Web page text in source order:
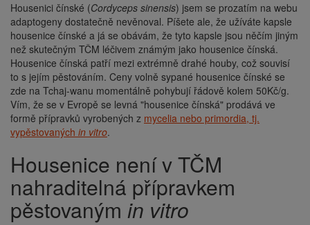
Housenici čínské (Cordyceps sinensis) jsem se prozatím na webu
adaptogeny dostatečně nevěnoval. Píšete ale, že užíváte kapsle
housenice čínské a já se obávám, že tyto kapsle jsou něčím jiným
než skutečným TČM léčivem známým jako housenice čínská.
Housenice čínská patří mezi extrémně drahé houby, což souvisí
to s jejím pěstováním. Ceny volně sypané housenice čínské se
zde na Tchaj-wanu momentálně pohybují řádově kolem 50Kč/g.
Vím, že se v Evropě se levná "housenice čínská" prodává ve
formě přípravků vyrobených z mycelia nebo primordia, tj.
vypěstovaných in vitro.
Housenice není v TČM
nahraditelná přípravkem
pěstovaným in vitro